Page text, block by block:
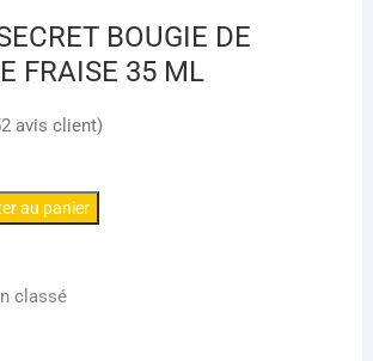
BOUGIE DE
FRAISE 35 ML
avis client)
au panier
classé